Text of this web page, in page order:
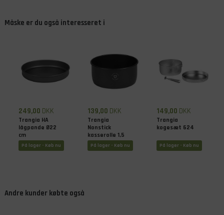
Måske er du også interesseret i
249,00 DKK
Trangia HA
lågpande Ø22
cm
På lager - Køb nu
139,00 DKK
Trangia
Nonstick
kasserolle 1,5
liter
På lager - Køb nu
149,00 DKK
Trangia
kogesæt 624
På lager - Køb nu
Andre kunder købte også